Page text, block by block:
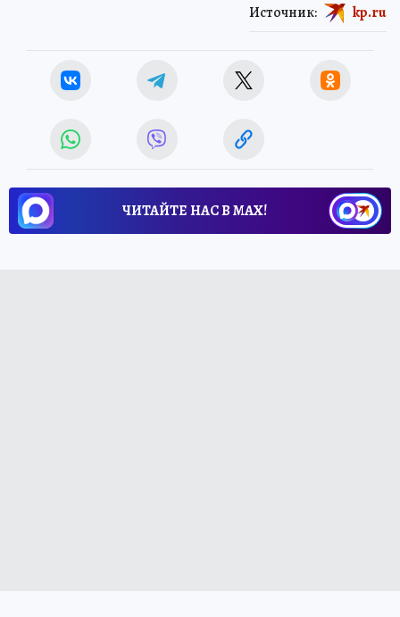
Источник: kp.ru
ЧИТАЙТЕ НАС В МАХ!